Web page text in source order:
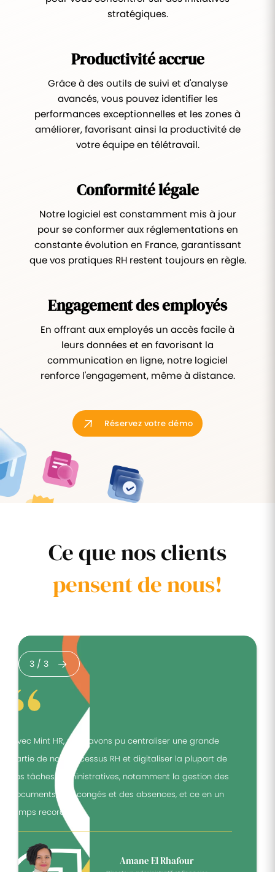
stratégiques.
Productivité accrue
Grâce à des outils de suivi et d'analyse
avancés, vous pouvez identifier les
performances exceptionnelles et les zones à
améliorer, favorisant ainsi la productivité de
votre équipe en télétravail.
Conformité légale
Notre logiciel est constamment mis à jour
pour se conformer aux réglementations en
constante évolution en France, garantissant
que vos pratiques RH restent toujours en règle.
Engagement des employés
En offrant aux employés un accès facile à
leurs données et en favorisant la
communication en ligne, notre logiciel
renforce l'engagement, même à distance.
Réservez votre démo
Ce que nos clients
pensent de nous!
3 /3
"Avec Mint HR, nous avons pu centraliser une grande
partie de nos processus RH et digitaliser la plupart de
nos tâches administratives, notamment la gestion des
documents, des congés et des absences, et ce en un
temps record."
Amane El Rhafour